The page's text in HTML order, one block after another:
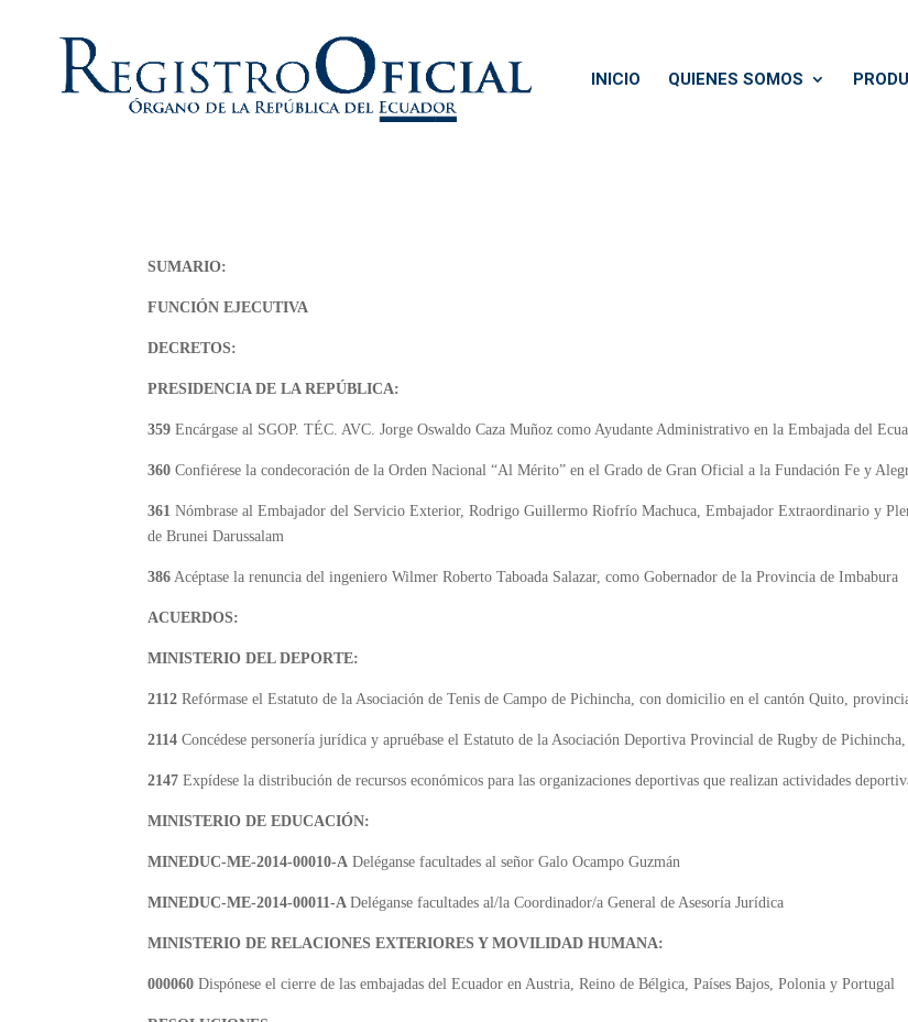
INICIO QUIENES SOMOS
SUMARIO:
FUNCIÓN EJECUTIVA
DECRETOS:
PRESIDENCIA DE LA REPÚBLICA:
359 Encárgase al SGOP. TÉC. AVC. Jorge Oswaldo Caza Muñoz como Ayudante Administrativo en la Embajada del
360Confiérese la condecoración de la Orden Nacional “Al Mérito” en el Grado de Gran Oficial a la Fundación Fe y
361 Nómbrase al Embajador del Servicio Exterior, Rodrigo Guillermo Riofrío Machuca, Embajador Extraordinario y
de Brunei Darussalam
386 Acéptase la renuncia del ingeniero Wilmer Roberto Taboada Salazar, como Gobernador de la Provincia de Imbabura
ACUERDOS:
MINISTERIO DEL DEPORTE:
2112Refórmase el Estatuto de la Asociación de Tenis de Campo de Pichincha, con domicilio en el cantón Quito,
2114Concédese personería jurídica y apruébase el Estatuto de la Asociación Deportiva Provincial de Rugby de
2147Expídese la distribución de recursos económicos para las organizaciones deportivas que realizan actividades
MINISTERIO DE EDUCACIÓN:
MINEDUC-ME-2014-00010-A Deléganse facultades al señor Galo Ocampo Guzmán
MINEDUC-ME-2014-00011-ADeléganse facultades al/la Coordinador/a General de Asesoría Jurídica
MINISTERIO DE RELACIONES EXTERIORES Y MOVILIDAD HUMANA:
000060 Dispónese el cierre de las embajadas del Ecuador en Austria, Reino de Bélgica, Países Bajos, Polonia y Portugal